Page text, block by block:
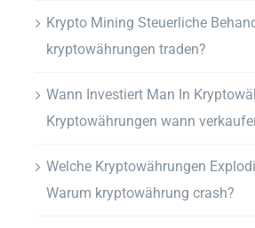
Krypto Mining Steuerliche
kryptowährungen traden?
Wann Investiert Man In
Kryptowährungen wann
Welche Kryptowährungen
Warum kryptowährung crash?